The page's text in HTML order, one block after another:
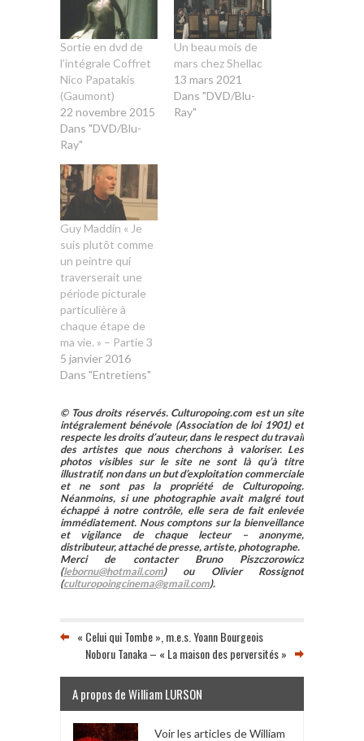
Sortie en dvd de
l’intégrale Coffret
Nico Papatakis
(Gaumont)
22 novembre 2015
Dans "DVD/Blu-
Ray"
Un beau mois de
mars chez Shellac
13 mars 2021
Dans "DVD/Blu-
Ray"
Guy Maddin « Je
suis plutôt comme
un peintre qui
traverserait une
période picturale
particulière à
chaque étape de
ma vie. » – Partie 3
5 janvier 2016
Dans "Entretiens"
© Tous droits réservés. Culturopoing.com est un site
intégralement bénévole (Association de loi 1901) et
respecte les droits d’auteur, dans le respect du travail
des artistes que nous cherchons à valoriser. Les
photos visibles sur le site ne sont là qu’à titre
illustratif, non dans un but d’exploitation commerciale
et ne sont pas la propriété de Culturopoing.
Néanmoins, si une photographie avait malgré tout
échappé à notre contrôle, elle sera de fait enlevée
immédiatement. Nous comptons sur la bienveillance
et vigilance de chaque lecteur – anonyme,
distributeur, attaché de presse, artiste, photographe.
Merci de contacter Bruno Piszczorowicz
(lebornu@hotmail.com) ou Olivier Rossignot
(culturopoingcinema@gmail.com).
« Celui qui Tombe », m.e.s. Yoann Bourgeois
Noboru Tanaka – « La maison des perversités »
A propos de William LURSON
Voir les articles de William